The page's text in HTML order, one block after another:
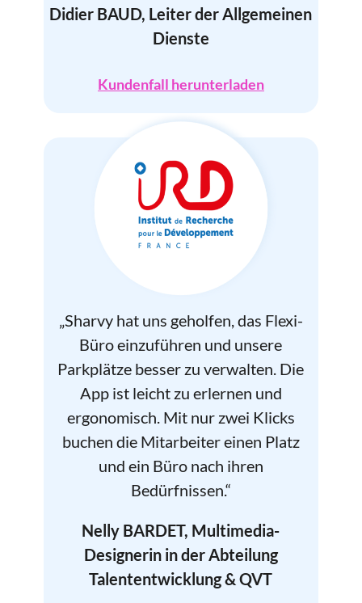
Didier BAUD, Leiter der Allgemeinen
Dienste
Kundenfall herunterladen
„Sharvy hat uns geholfen, das Flexi-
Büro einzuführen und unsere
Parkplätze besser zu verwalten. Die
App ist leicht zu erlernen und
ergonomisch. Mit nur zwei Klicks
buchen die Mitarbeiter einen Platz
und ein Büro nach ihren
Bedürfnissen.“
Nelly BARDET, Multimedia-
Designerin in der Abteilung
Talententwicklung & QVT